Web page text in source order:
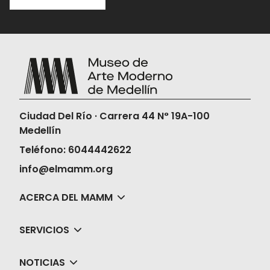
compra yacércate a la taquilla 15
validar tu boleta.
Una vez compres tus boletas, el Museo
no realizará la devolución ni en dinero ni
en cambios de fechas, horas o películas.
Ciudad Del Río · Carrera 44 N° 19A-100
Medellín
Teléfono: 6044442622
info@elmamm.org
ACERCA DEL MAMM
SERVICIOS
NOTICIAS